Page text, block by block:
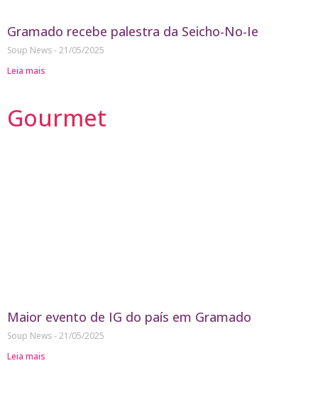
Gramado recebe palestra da Seicho-No-Ie
Soup News 21/05/2025
Leia mais
Gourmet
Maior evento de IG do país em Gramado
Soup News 21/05/2025
Leia mais